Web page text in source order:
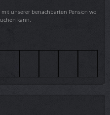
unserer benachbarten Pension wo
kann.